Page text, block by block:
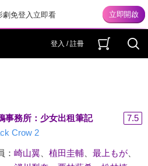
劇免登入立即看
登入 / 註冊
事務所：少女出租筆記
7.5
Crow 2
： 崎山翼 植田圭輔、 最上もが、